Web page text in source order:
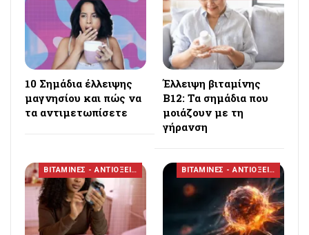
10 Σημάδια έλλειψης
μαγνησίου και πώς να
τα αντιμετωπίσετε
Έλλειψη βιταμίνης
Β12: Τα σημάδια που
μοιάζουν με τη
γήρανση
ΒΙΤΑΜΙΝΕΣ - ΑΝΤΙΟΞΕΙΔΩΤΙΚΑ ΒΙΤΑΜΙΝΕΣ - ΑΝΤΙΟΞΕΙΔΩΤΙΚΑ